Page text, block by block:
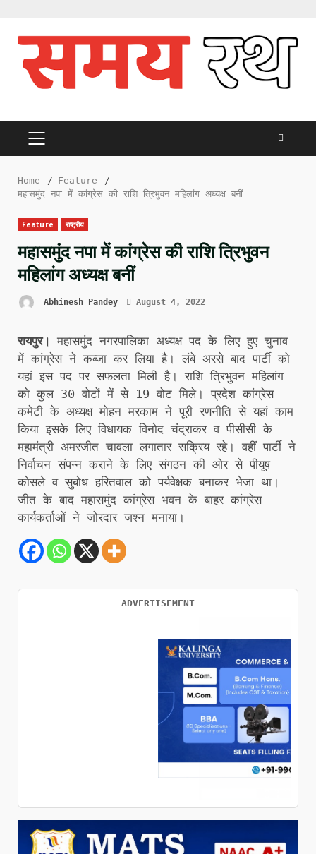
content
PRIMARY
Home
Feature
महासमुंद नपा में कांग्रेस की राशि त्रिभुवन महिलांग अध्यक्ष बनीं
Feature राष्ट्रीय
महासमुंद नपा में कांग्रेस की राशि त्रिभुवन
महिलांग अध्यक्ष बनीं
Abhinesh Pandey August 4, 2022
रायपुर। महासमुंद नगरपालिका अध्यक्ष पद के लिए हुए चुनाव
में कांग्रेस ने कब्जा कर लिया है। लंबे अरसे बाद पार्टी को
यहां इस पद पर सफलता मिली है। राशि त्रिभुवन महिलांग
को कुल 30 वोटों में से 19 वोट मिले। प्रदेश कांग्रेस
कमेटी के अध्यक्ष मोहन मरकाम ने पूरी रणनीति से यहां काम
किया इसके लिए विधायक विनोद चंद्राकर व पीसीसी के
महामंत्री अमरजीत चावला लगातार सक्रिय रहे। वहीं पार्टी ने
निर्वाचन संपन्न कराने के लिए संगठन की ओर से पीयूष
कोसले व सुबोध हरितवाल को पर्यवेक्षक बनाकर भेजा था।
जीत के बाद महासमुंद कांग्रेस भवन के बाहर कांग्रेस
कार्यकर्ताओं ने जोरदार जश्न मनाया।
ADVERTISEMENT